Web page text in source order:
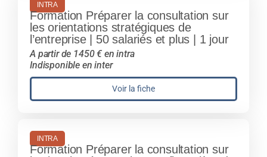
INTRA
Formation Préparer la consultation sur
les orientations stratégiques de
l’entreprise | 50 salariés et plus | 1 jour
A partir de 1450 € en intra
Indisponible en inter
Voir la fiche
INTRA
Formation Préparer la consultation sur